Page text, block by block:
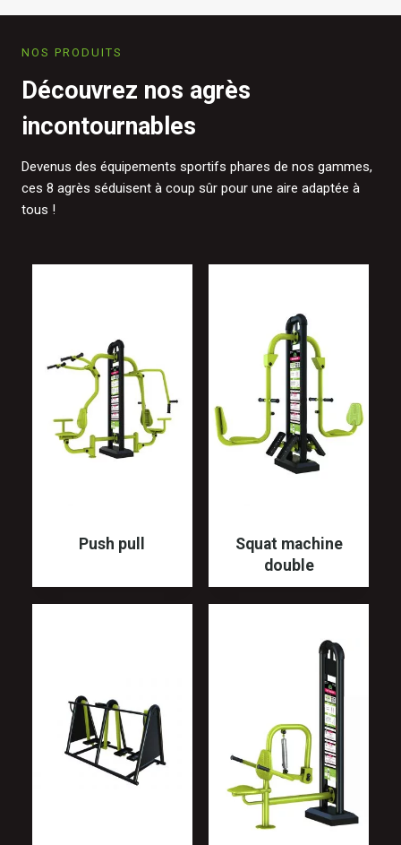
NOS PRODUITS
Découvrez nos agrès
incontournables
Devenus des équipements sportifs phares de nos gammes,
ces 8 agrès séduisent à coup sûr pour une aire adaptée à
tous !
Push pull
Squat machine
double